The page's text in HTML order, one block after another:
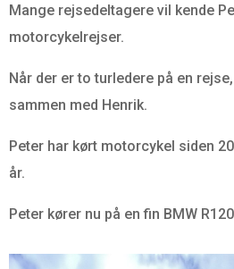
Mange rejsedeltagere vil kende
motorcykelrejser.
Når der er to turledere på en
sammen med Henrik.
Peter har kørt motorcykel siden
år.
Peter kører nu på en fin BMW